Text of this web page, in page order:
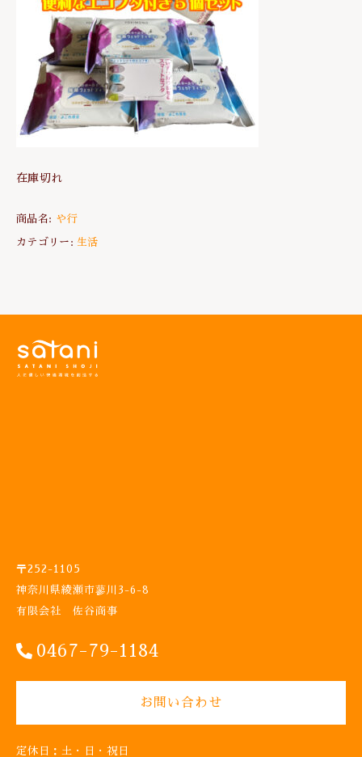
在庫切れ
商品名: や行
カテゴリー: 生活
〒252-1105
神奈川県綾瀬市蓼川3-6-8
有限会社 佐谷商事
0467-79-1184
お問い合わせ
定休日：土・日・祝日